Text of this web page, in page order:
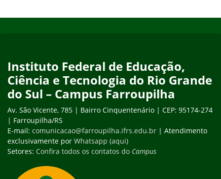
Instituto Federal de Educação,
Ciência e Tecnologia do Rio Grande
do Sul – Campus Farroupilha
Av. São Vicente, 785 | Bairro Cinquentenário | CEP: 95174-274
| Farroupilha/RS
E-mail: comunicacao@farroupilha.ifrs.edu.br | Atendimento
exclusivamente por Whatsapp (aqui)
Setores: Confira todos os contatos do Campus